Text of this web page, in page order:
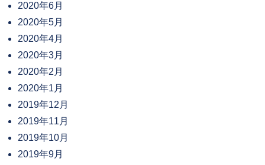
2020年6月
2020年5月
2020年4月
2020年3月
2020年2月
2020年1月
2019年12月
2019年11月
2019年10月
2019年9月